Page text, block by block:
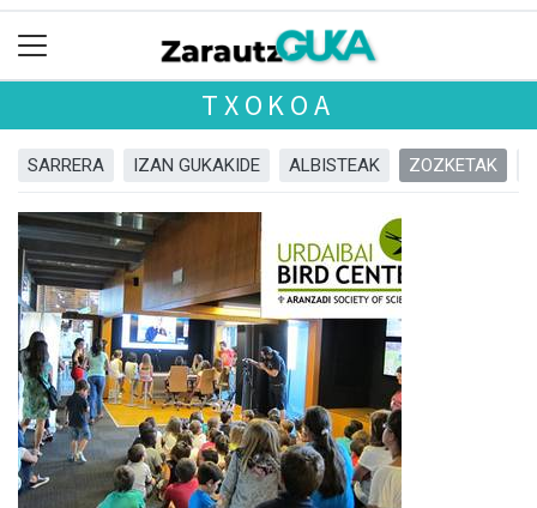
TXOKOA
SARRERA IZAN GUKAKIDE ALBISTEAK ZOZKETAK